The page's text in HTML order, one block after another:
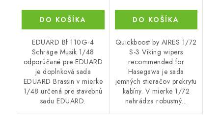
DO KOŠÍKA
EDUARD Bf 110G-4
Schräge Musik 1/48
odporúčané pre EDUARD
je doplnková sada
EDUARD Brassin v mierke
1/48 určená pre stavebnú
sadu EDUARD.
DO KOŠÍKA
Quickboost by AIRES 1/72
S-3 Viking wipers
recommended for
Hasegawa je sada
jemných stieračov prekrytu
kabíny. V mierke 1/72
nahrádza robustný...